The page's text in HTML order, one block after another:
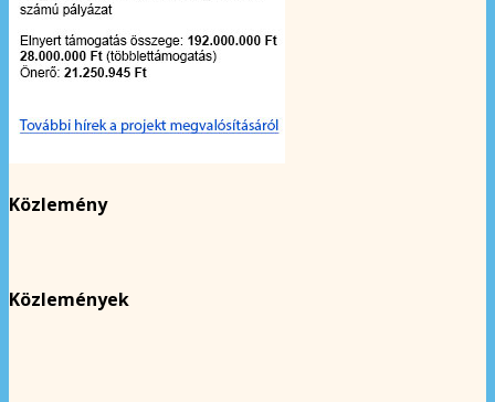
Közlemény
Közlemények